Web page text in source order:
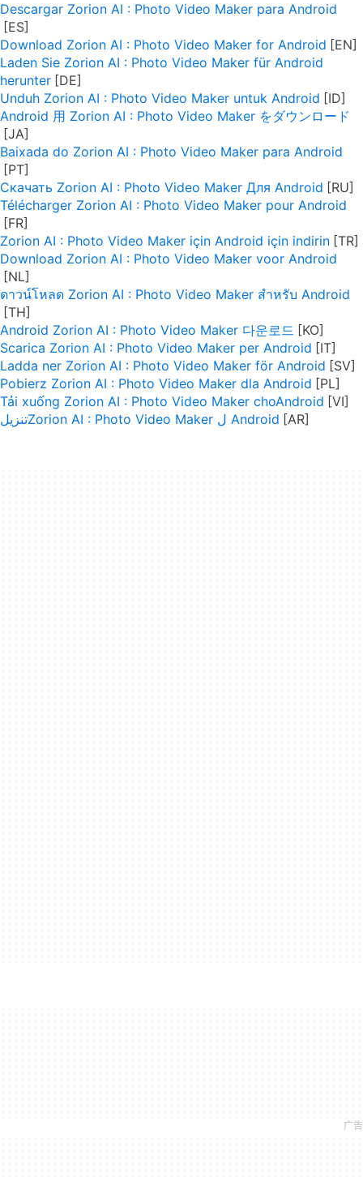
Descargar Zorion AI : Photo Video Maker para Android
Download Zorion AI : Photo Video Maker for Android
Laden Sie Zorion AI : Photo Video Maker für Android
herunter
Unduh Zorion AI : Photo Video Maker untuk Android
Android 用 Zorion AI : Photo Video Maker をダウンロード
Baixada do Zorion AI : Photo Video Maker para Android
Скачать Zorion AI : Photo Video Maker Для Android
Télécharger Zorion AI : Photo Video Maker pour Android
Zorion AI : Photo Video Maker için Android için indirin
Download Zorion AI : Photo Video Maker voor Android
ดาวน์โหลด Zorion AI : Photo Video Maker สำหรับ Android
Android Zorion AI : Photo Video Maker 다운로드
Scarica Zorion AI : Photo Video Maker per Android
Ladda ner Zorion AI : Photo Video Maker för Android
Pobierz Zorion AI : Photo Video Maker dla Android
Tải xuống Zorion AI : Photo Video Maker choAndroid
تنزيلZorion AI : Photo Video Maker ل Android